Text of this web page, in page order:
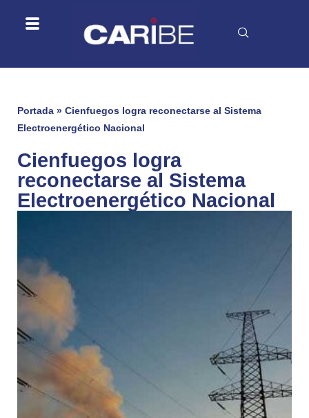
Portada » Cienfuegos logra reconectarse al Sistema
Electroenergético Nacional
Cienfuegos logra
reconectarse al Sistema
Electroenergético Nacional